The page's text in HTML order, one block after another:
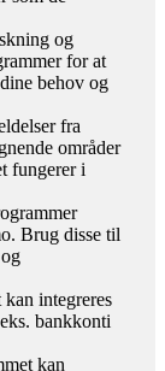
og
for at
behov og
fra
områder
fungerer i
Brug disse til
integreres
bankkonti
kan